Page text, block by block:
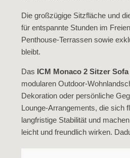
Die großzügige Sitzfläche und
für entspannte Stunden im
Penthouse‑Terrassen sowie
bleibt.
Das ICM Monaco 2 Sitzer Sofa
modularen
Dekoration oder persönliche
Lounge‑Arrangements, die sich
langfristige Stabilität und
leicht und freundlich wirken.